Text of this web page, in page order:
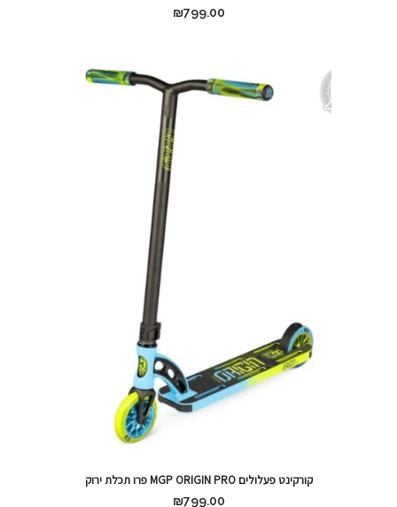
₪799.00
קורקינט פעלולים MGP ORIGIN PRO פרו תכלת ירוק
₪799.00